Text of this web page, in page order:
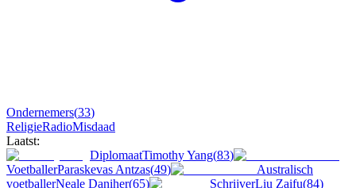
Ondernemers(33)
ReligieRadioMisdaad
Laatst:
DiplomaatTimothy Yang(83)
VoetballerParaskevas Antzas(49)
Australisch
voetballerNeale Daniher(65) SchrijverLiu Zaifu(84)